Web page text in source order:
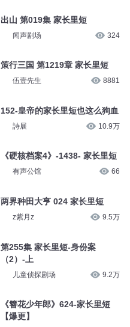
出山 第019集 家长里短
闻声剧场 324
策行三国 第1219章 家长里短
伍壹先生 8881
152-皇帝的家长里短也这么狗血
詩展 10.9万
《硬核档案4》-1438- 家长里短
有声公馆 66
两界种田大亨 024 家长里短
z紫月z 9.5万
第255集 家长里短-身份案
（2）-上
儿童侦探剧场 9.2万
《簪花少年郎》624-家长里短
【爆更】